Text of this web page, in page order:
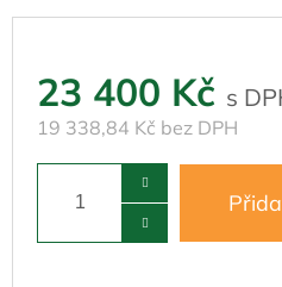
23 400 Kč
19 338,84 Kč bez DPH